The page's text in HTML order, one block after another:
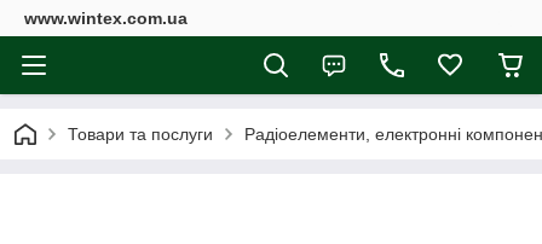
www.wintex.com.ua
Товари та послуги Радіоелементи, електронні